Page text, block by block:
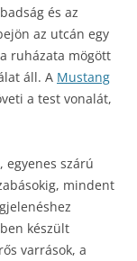
és az
az utcán egy
ruházata mögött
áll. A Mustang
a test vonalát,
egyenes szárú
mindent
készült
varrások, a